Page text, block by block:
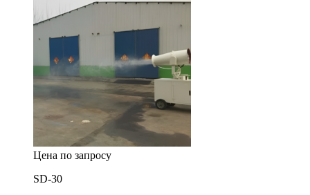
Цена по запросу
SD-30